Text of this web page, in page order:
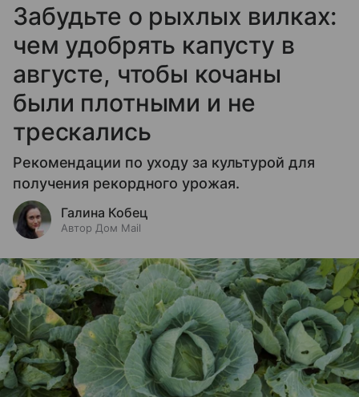
Забудьте о рыхлых вилках:
чем удобрять капусту в
августе, чтобы кочаны
были плотными и не
трескались
Рекомендации по уходу за культурой для
получения рекордного урожая.
Галина Кобец
Автор Дом Mail